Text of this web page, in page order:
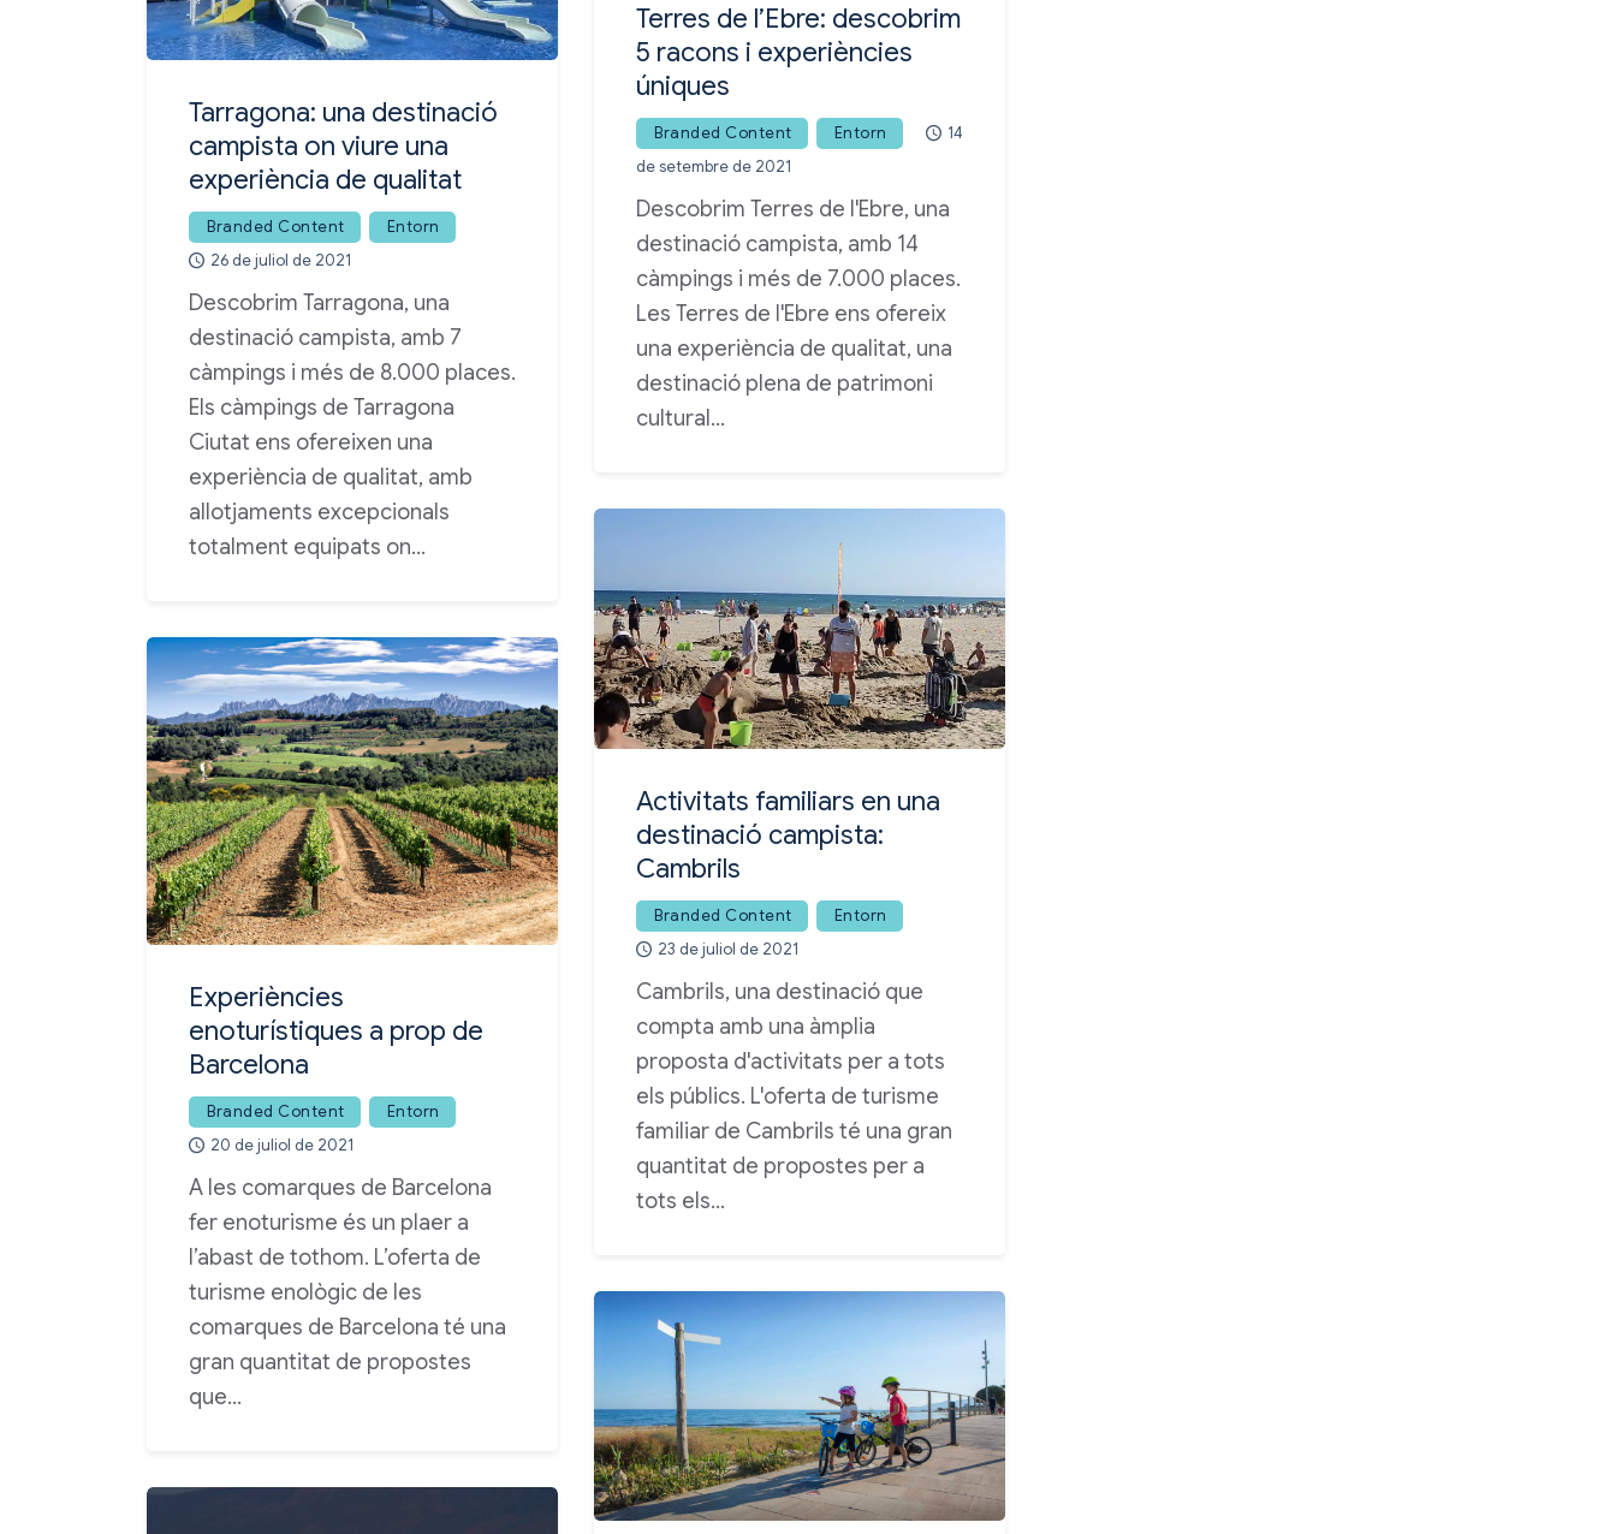
Terres de l’Ebre: descobrim
5 racons i experiències
úniques
Branded Content Entorn
14
de setembre de 2021
Descobrim Terres de l'Ebre, una
destinació campista, amb 14
càmpings i més de 7.000 places.
Les Terres de l'Ebre ens ofereix
una experiència de qualitat, una
destinació plena de patrimoni
cultural…
Tarragona: una destinació
campista on viure una
experiència de qualitat
Branded Content
Entorn
26 de juliol de 2021
Descobrim Tarragona, una
destinació campista, amb 7
càmpings i més de 8.000 places.
Els càmpings de Tarragona
Ciutat ens ofereixen una
experiència de qualitat, amb
allotjaments excepcionals
totalment equipats on…
Activitats familiars en una
destinació campista:
Cambrils
Branded Content
Entorn
23 de juliol de 2021
Cambrils, una destinació que
compta amb una àmplia
proposta d'activitats per a tots
els públics. L'oferta de turisme
familiar de Cambrils té una gran
quantitat de propostes per a
tots els…
Experiències
enoturístiques a prop de
Barcelona
Branded Content
Entorn
20 de juliol de 2021
A les comarques de Barcelona
fer enoturisme és un plaer a
l’abast de tothom. L’oferta de
turisme enològic de les
comarques de Barcelona té una
gran quantitat de propostes
que…